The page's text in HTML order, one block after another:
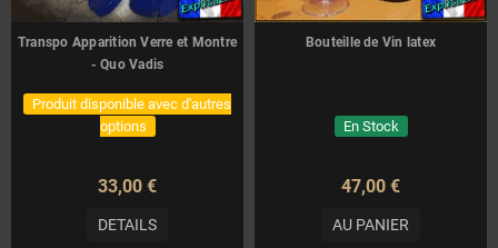
Transpo Apparition Verre et Montre
- Quo Vadis
Produit disponible avec d'autres
options
33,00 €
DETAILS
Bouteille de Vin latex
En Stock
47,00 €
AU PANIER